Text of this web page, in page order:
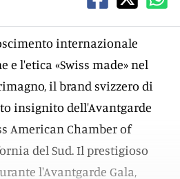
internazionale
l'etica «Swiss made» nel
il brand svizzero di
insignito dell'Avantgarde
American Chamber of
del Sud. Il prestigioso
l'Avantgarde Gala,